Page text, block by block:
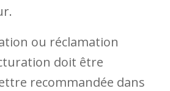
ou réclamation
doit être
recommandée dans